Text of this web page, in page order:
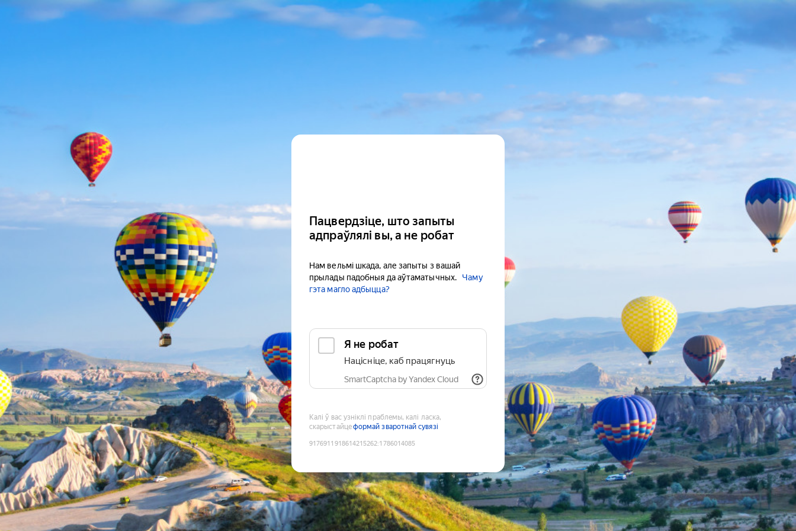
Пацвердзіце, што запыты
адпраўлялі вы, а не робат
Нам вельмі шкада, але запыты з вашай
прылады падобныя да аўтаматычных.
Чаму
гэта магло адбыцца?
Я не робат
Націсніце, каб працягнуць
SmartCaptcha by Yandex Cloud
Калі ў вас узніклі праблемы, калі ласка,
скарыстайцеформай зваротнай сувязі
9176911918614215262:1786014085